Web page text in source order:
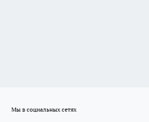
Мы в социальных сетях